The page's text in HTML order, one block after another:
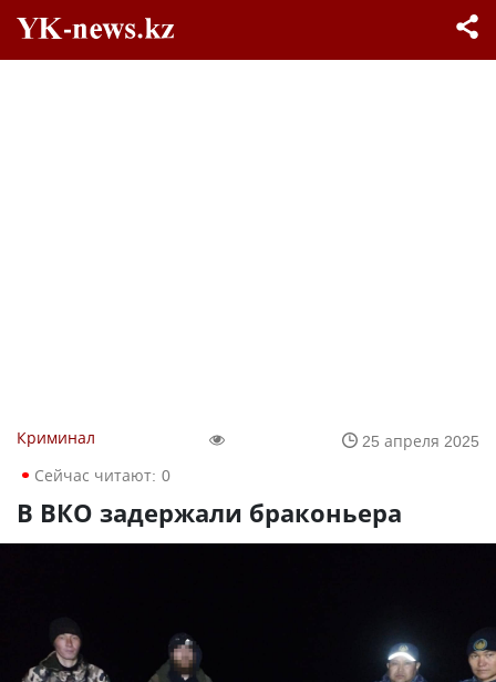
Криминал
25 апреля 2025
Сейчас читают: 0
В ВКО задержали браконьера